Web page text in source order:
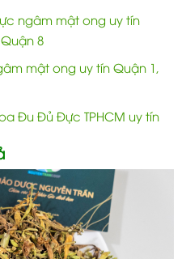
ngâm mật ong uy tín
8
mật ong uy tín Quận 1,
Đu Đủ Đực TPHCM uy tín